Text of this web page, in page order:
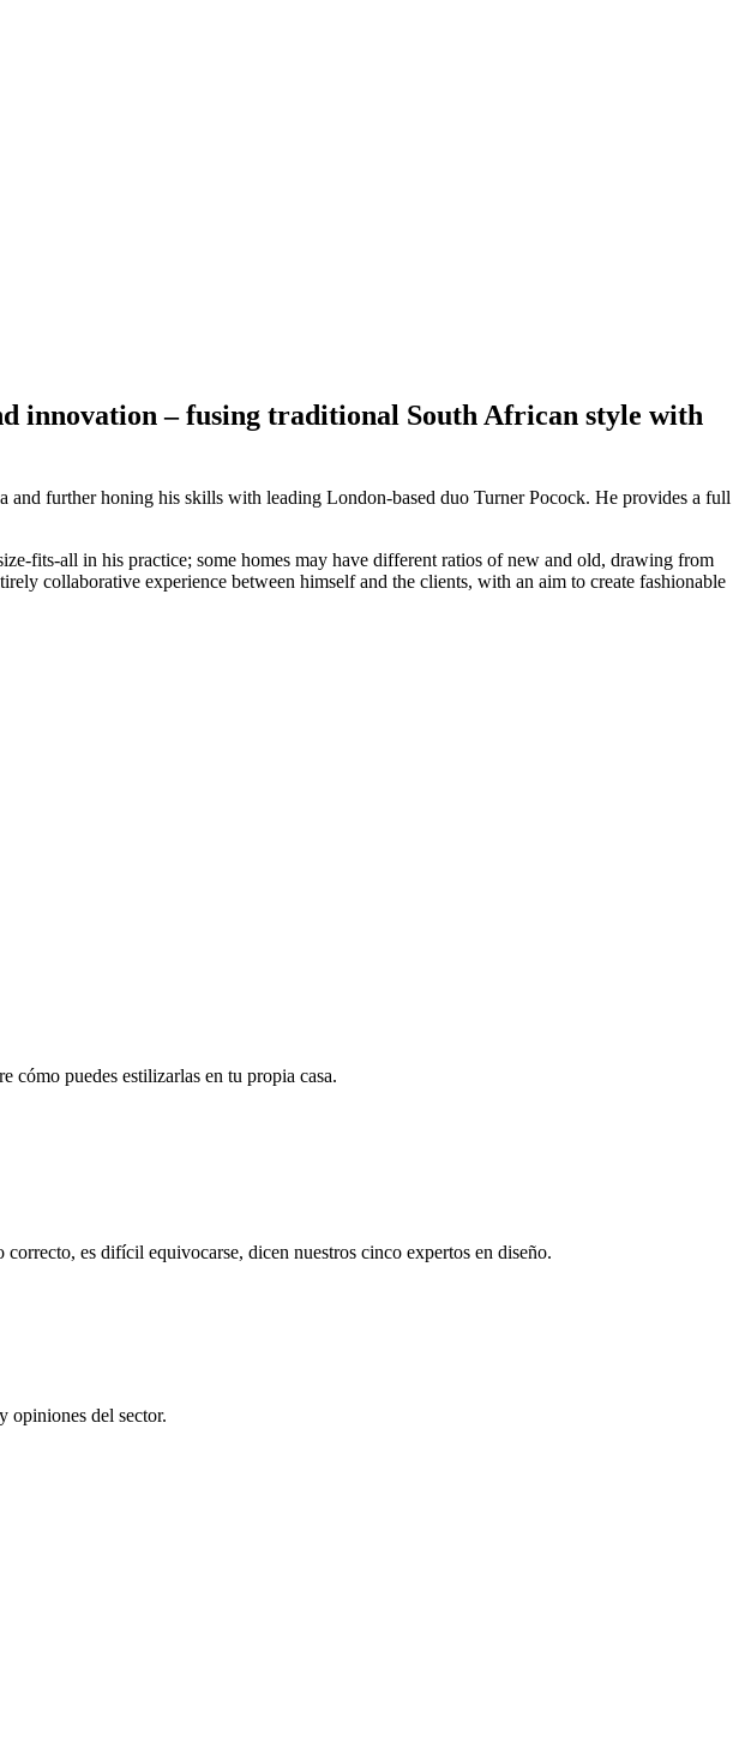
innovation – fusing traditional South African style with
and further honing his skills with leading London-based duo Turner Pocock. He provides a full
fits-all in his practice; some homes may have different ratios of new and old, drawing from
collaborative experience between himself and the clients, with an aim to create fashionable
cómo puedes estilizarlas en tu propia casa.
es difícil equivocarse, dicen nuestros cinco expertos en diseño.
opiniones del sector.